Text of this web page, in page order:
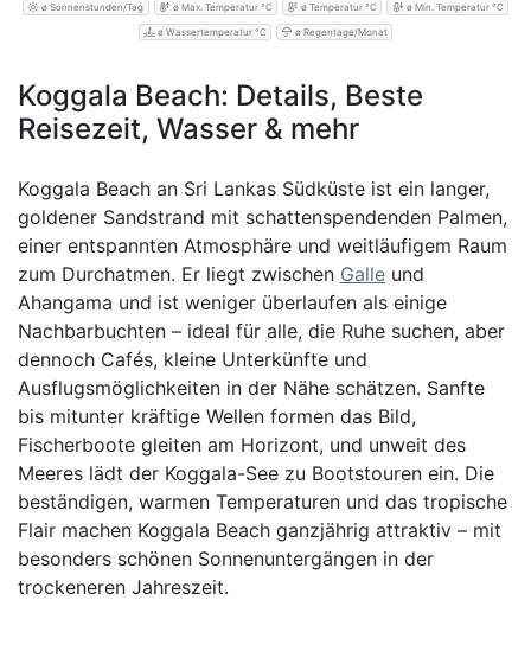
ø Sonnenstunden/Tag ø Max. Temperatur °C ø Temperatur °C ø Min. Temperatur °C
ø Wassertemperatur °C ø Regentage/Monat
Koggala Beach: Details, Beste
Reisezeit, Wasser & mehr
Koggala Beach an Sri Lankas Südküste ist ein langer,
goldener Sandstrand mit schattenspendenden Palmen,
einer entspannten Atmosphäre und weitläufigem Raum
zum Durchatmen. Er liegt zwischen Galle und
Ahangama und ist weniger überlaufen als einige
Nachbarbuchten – ideal für alle, die Ruhe suchen, aber
dennoch Cafés, kleine Unterkünfte und
Ausflugsmöglichkeiten in der Nähe schätzen. Sanfte
bis mitunter kräftige Wellen formen das Bild,
Fischerboote gleiten am Horizont, und unweit des
Meeres lädt der Koggala-See zu Bootstouren ein. Die
beständigen, warmen Temperaturen und das tropische
Flair machen Koggala Beach ganzjährig attraktiv – mit
besonders schönen Sonnenuntergängen in der
trockeneren Jahreszeit.